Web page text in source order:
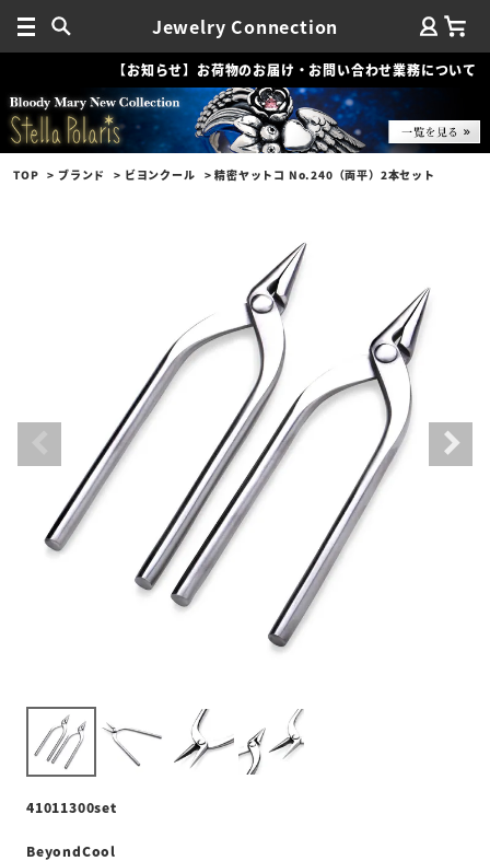
Jewelry Connection
【お知らせ】お荷物のお届け・お問い合わせ業務について
TOP ブランド ビヨンクール 精密ヤットコ No.240（両平）2本セット
41011300set
BeyondCool